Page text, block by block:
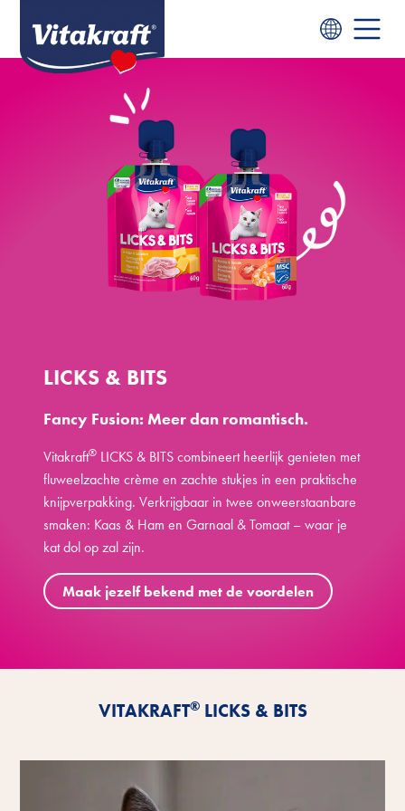
LICKS & BITS
Fancy Fusion: Meer dan romantisch.
Vitakraft® LICKS & BITS combineert heerlijk genieten met
fluweelzachte crème en zachte stukjes in een praktische
knijpverpakking. Verkrijgbaar in twee onweerstaanbare
smaken: Kaas & Ham en Garnaal & Tomaat – waar je
kat dol op zal zijn.
Maak jezelf bekend met de voordelen
VITAKRAFT®LICKS & BITS